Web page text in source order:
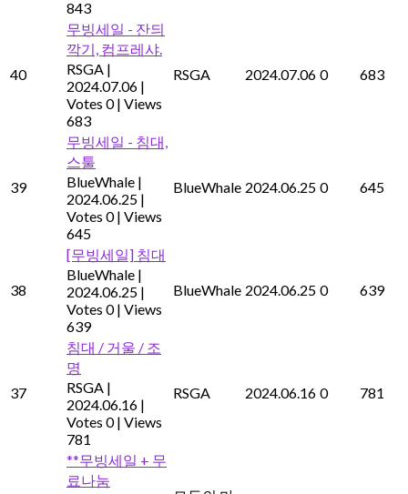
843
40
무빙세일 - 잔듸
깍기, 컴프레샤.
RSGA |
2024.07.06 |
Votes 0 | Views
683
RSGA 2024.07.06 0 683
39
무빙세일 - 침대,
스툴
BlueWhale |
2024.06.25 |
Votes 0 | Views
645
BlueWhale 2024.06.25 0 645
38
[무빙세일] 침대
BlueWhale |
2024.06.25 |
Votes 0 | Views
639
BlueWhale 2024.06.25 0 639
37
침대 / 거울 / 조
명
RSGA |
2024.06.16 |
Votes 0 | Views
781
RSGA 2024.06.16 0 781
**무빙세일 + 무
료나눔